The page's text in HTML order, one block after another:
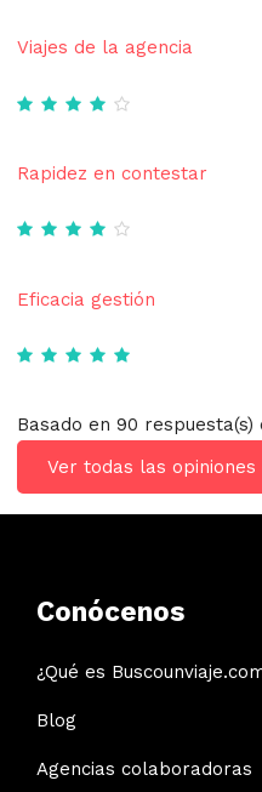
Viajes de la agencia
Rapidez en contestar
Eficacia gestión
Basado en 90 respuesta(s)
Ver todas las opiniones
Conócenos
¿Qué es
Blog
Agencias colaboradoras